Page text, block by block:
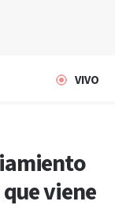
VIVO
viene